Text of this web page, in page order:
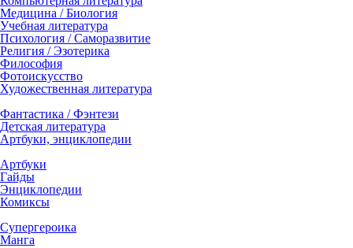
Медицина / Биология
Учебная литература
Психология / Саморазвитие
Религия / Эзотерика
Философия
Фотоискусство
Художественная литература
Фантастика / Фэнтези
Детская литература
Артбуки, энциклопедии
Артбуки
Гайды
Энциклопедии
Комиксы
Супергероика
Манга